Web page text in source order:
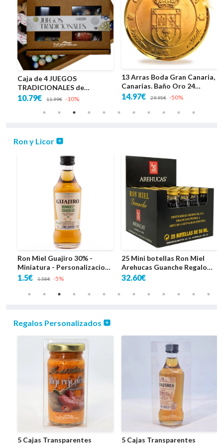
JUEGOS
de
-10%
13 Arras Boda Gran Canaria,
Canarias. Baño Oro 24
14.97€ -50%
Crema de
Guachinerfe
2.29€
Ron y Licor
Ron Miel Guajiro 30% -
Miniatura - Personalizacion
Gratis - Bodas
1.5€ 1.58€ -5%
25 Mini botellas Ron Miel
Arehucas Guanche Regalo
Personalizado
32.60€
Regalos Personalizados
5 Cajas Transparentes
5 Cajas Transparentes